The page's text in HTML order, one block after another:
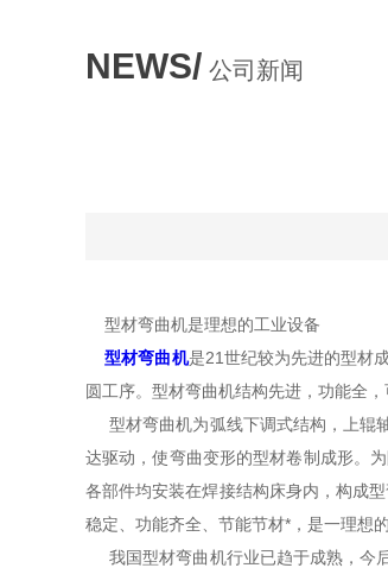
NEWS/ 公司新闻
型材弯曲机是理想的工业设备
型材弯曲机是21世纪较为先进的型材
圆工序。型材弯曲机结构先进，功能全
型材弯曲机为弧线下调式结构，上辊
达驱动，使弯曲变形的型材卷制成形。
各部件均安装在焊接结构床身内，构成型
稳定、功能齐全、节能节材*，是一理
我国型材弯曲机行业已趋于成熟，今